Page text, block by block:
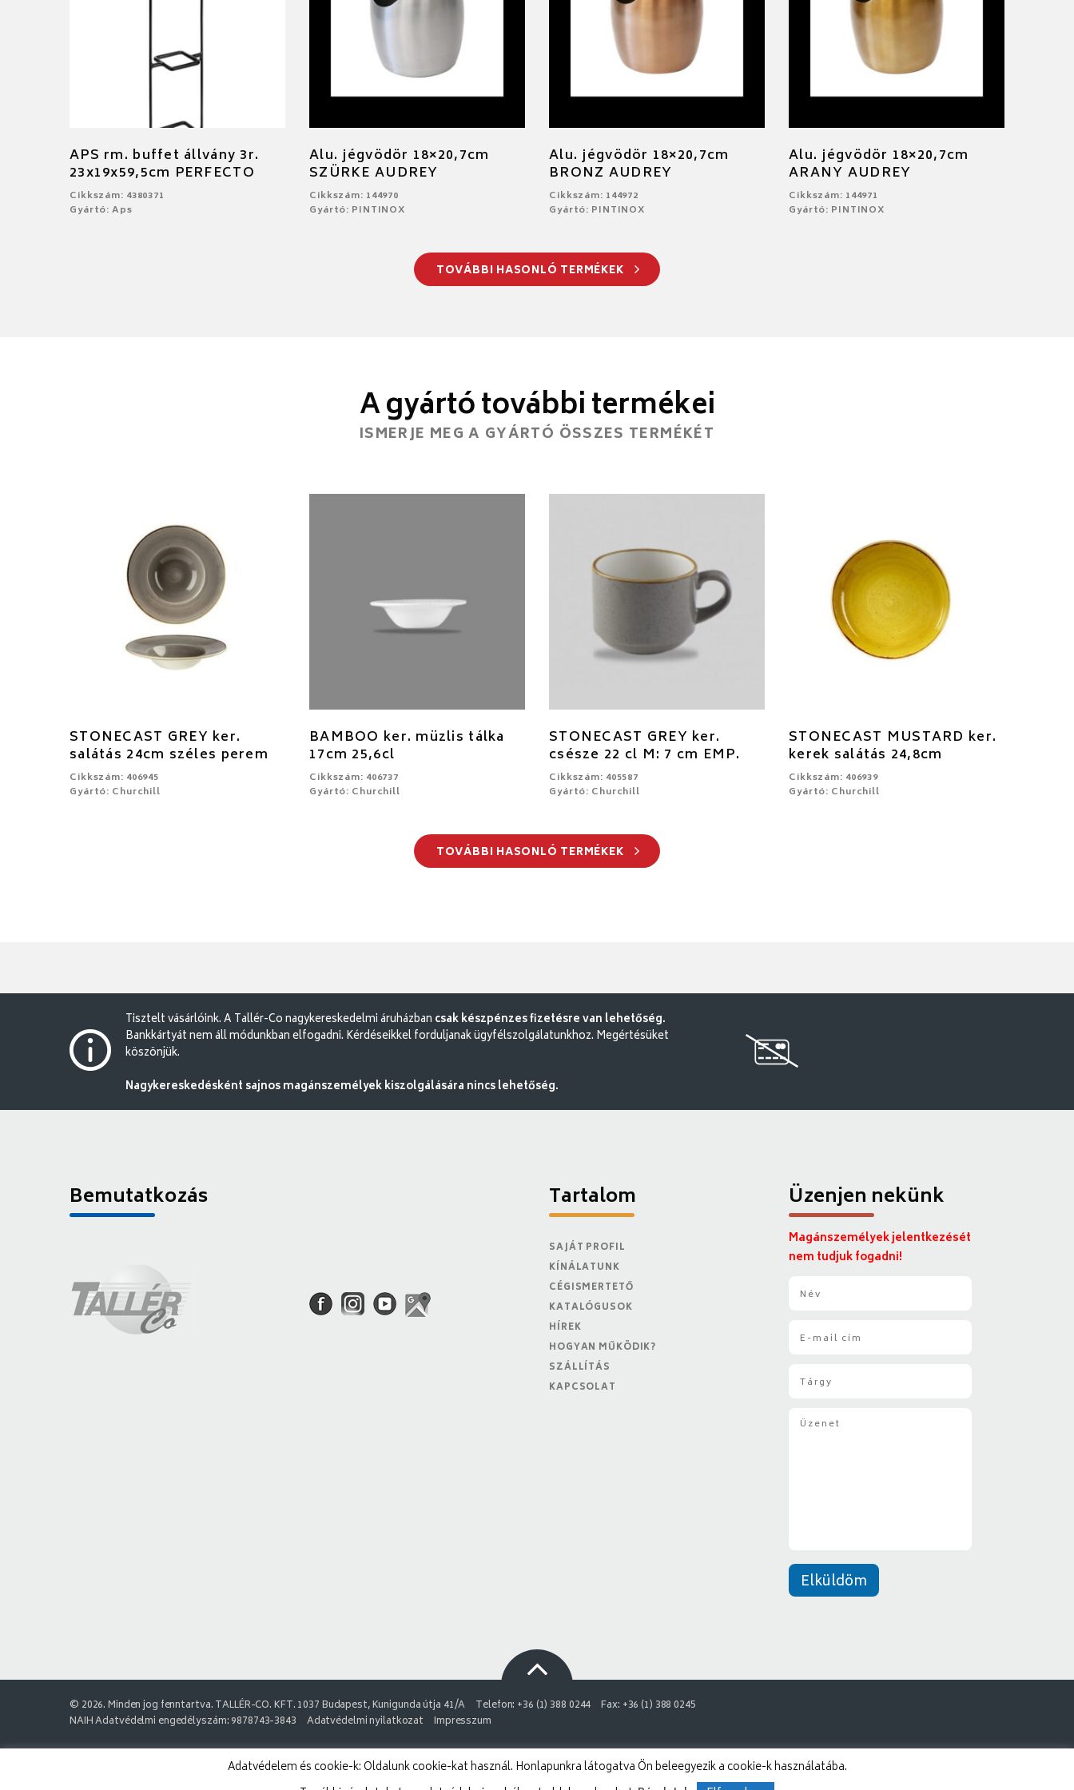
APS rm. buffet állvány 3r.
23x19x59,5cm PERFECTO
Cikkszám: 4380371
Gyártó: Aps
Alu. jégvödör 18×20,7cm
SZÜRKE AUDREY
Cikkszám: 144970
Gyártó: PINTINOX
Alu. jégvödör 18×20,7cm
BRONZ AUDREY
Cikkszám: 144972
Gyártó: PINTINOX
Alu. jégvödör 18×20,7cm
ARANY AUDREY
Cikkszám: 144971
Gyártó: PINTINOX
TOVÁBBI HASONLÓ TERMÉKEK
A gyártó további termékei
ISMERJE MEG A GYÁRTÓ ÖSSZES TERMÉKÉT
STONECAST GREY ker.
salátás 24cm széles perem
Cikkszám: 406945
Gyártó: Churchill
BAMBOO ker. müzlis tálka
17cm 25,6cl
Cikkszám: 406737
Gyártó: Churchill
STONECAST GREY ker.
csésze 22 cl M: 7 cm EMP.
Cikkszám: 405587
Gyártó: Churchill
STONECAST MUSTARD ker.
kerek salátás 24,8cm
Cikkszám: 406939
Gyártó: Churchill
TOVÁBBI HASONLÓ TERMÉKEK
Tisztelt vásárlóink. A Tallér-Co nagykereskedelmi áruházban csak készpénzes fizetésre van lehetőség.
Bankkártyát nem áll módunkban elfogadni. Kérdéseikkel forduljanak ügyfélszolgálatunkhoz. Megértésüket
köszönjük.
Nagykereskedésként sajnos magánszemélyek kiszolgálására nincs lehetőség.
Bemutatkozás Tartalom
SAJÁT PROFIL
KÍNÁLATUNK
CÉGISMERTETŐ
KATALÓGUSOK
HÍREK
HOGYAN MŰKÖDIK?
SZÁLLÍTÁS
KAPCSOLAT
Üzenjen nekünk
Magánszemélyek jelentkezését
nem tudjuk fogadni!
Elküldöm
© 2026. Minden jog fenntartva. TALLÉR-CO. KFT. 1037 Budapest, Kunigunda útja 41/A Telefon: +36 (1) 388 0244
Fax: +36 (1) 388 0245
NAIH Adatvédelmi engedélyszám: 9878743-3843
Adatvédelmi nyilatkozat Impresszum
Adatvédelem és cookie-k: Oldalunk cookie-kat használ. Honlapunkra látogatva Ön beleegyezik a cookie-k használatába.